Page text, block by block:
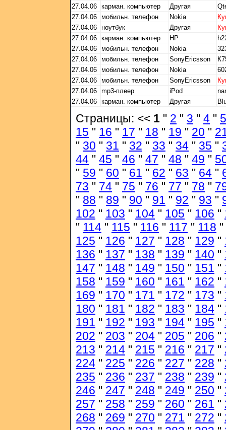
27.04.06 карман. компьютер Другая
27.04.06 мобильн. телефон Nokia
27.04.06 ноутбук Другая
27.04.06 карман. компьютер HP
27.04.06 мобильн. телефон Nokia
27.04.06 мобильн. телефон SonyEricsson
27.04.06 мобильн. телефон Nokia
27.04.06 мобильн. телефон SonyEricsson
27.04.06 mp3-плеер iPod
27.04.06 карман. компьютер Другая
Страницы: << 1 " 2 " 3 " 4 " 5
15 " 16 " 17 " 18 " 19 " 20 "
" 30 " 31 " 32 " 33 " 34 " 35 "
44 " 45 " 46 " 47 " 48 " 49 "
" 59 " 60 " 61 " 62 " 63 " 64 "
73 " 74 " 75 " 76 " 77 " 78 "
" 88 " 89 " 90 " 91 " 92 " 93 "
102 " 103 " 104 " 105 " 106 "
" 114 " 115 " 116 " 117 " 118 "
125 " 126 " 127 " 128 " 129 "
136 " 137 " 138 " 139 " 140 "
147 " 148 " 149 " 150 " 151 "
158 " 159 " 160 " 161 " 162 "
169 " 170 " 171 " 172 " 173 "
180 " 181 " 182 " 183 " 184 "
191 " 192 " 193 " 194 " 195 "
202 " 203 " 204 " 205 " 206 "
213 " 214 " 215 " 216 " 217 "
224 " 225 " 226 " 227 " 228 "
235 " 236 " 237 " 238 " 239 "
246 " 247 " 248 " 249 " 250 "
257 " 258 " 259 " 260 " 261 "
268 " 269 " 270 " 271 " 272 "